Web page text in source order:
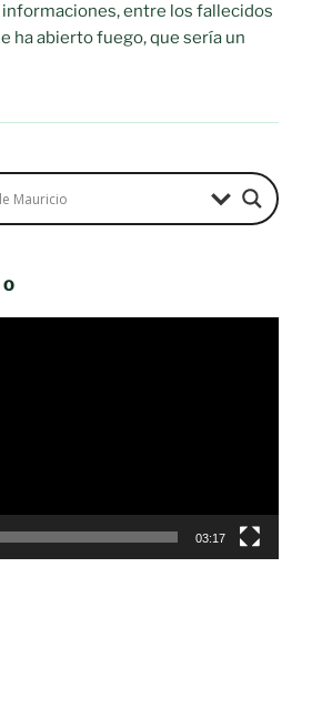
entre los fallecidos
ha abierto fuego, que sería un
03:17